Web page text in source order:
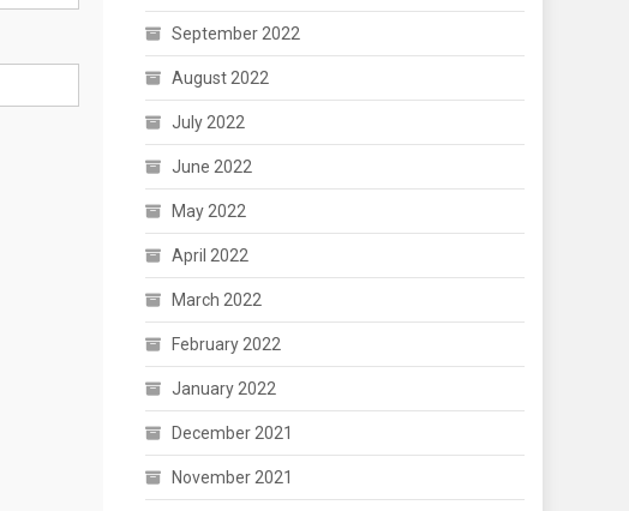
September 2022
August 2022
July 2022
June 2022
May 2022
April 2022
March 2022
February 2022
January 2022
December 2021
November 2021